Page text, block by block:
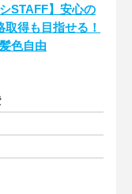
STAFF】安心の
得も目指せる！
色自由